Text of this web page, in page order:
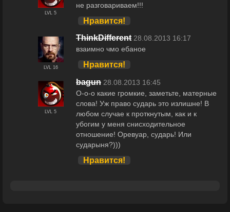
LVL 5
не разговариваем!!!
Нравится!
LVL 16
ThinkDifferent 28.08.2013 16:17
взаимно чмо ебаное
Нравится!
LVL 5
bagun 28.08.2013 16:45
О-о-о какие громкие, заметьте, матерные
слова! Уж право сударь это излишне! В
любом случае к проткнутым, как и к
убогим у меня снисходительное
отношение! Оревуар, сударь! Или
сударыня?)))
Нравится!